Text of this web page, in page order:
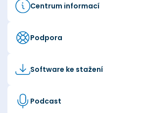
Centrum informací
Podpora
Software ke stažení
Podcast